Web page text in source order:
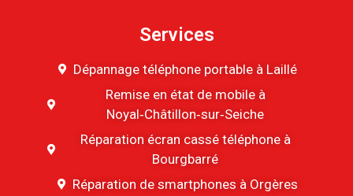
Services
Dépannage téléphone portable à Laillé
Remise en état de mobile à
Noyal‑Châtillon‑sur‑Seiche
Réparation écran cassé téléphone à
Bourgbarré
Réparation de smartphones à Orgères